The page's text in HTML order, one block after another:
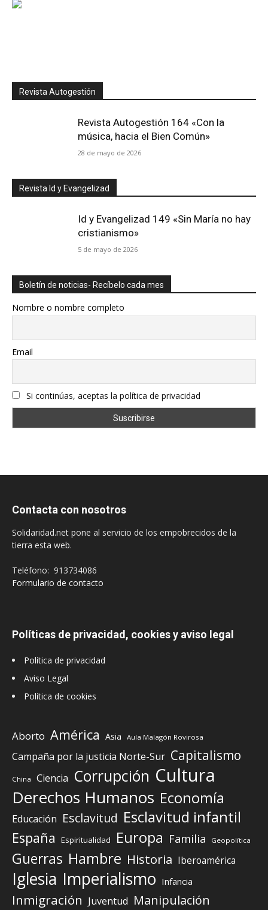
Revista Autogestión
Revista Autogestión 164 «Con la
música, hacia el Bien Común»
28 de mayo de 2026
Revista Id y Evangelizad
Id y Evangelizad 149 «Sin María no hay
cristianismo»
5 de mayo de 2026
Boletín de noticias- Recíbelo cada mes
Nombre o nombre completo
Email
Si continúas, aceptas la política de privacidad
Contacta con nosotros
Solidaridad.net pone al servicio de los empobrecidos de la
tierra esta web.
Teléfono: 913734086
Formulario de contacto
Políticas de privacidad, cookies y aviso legal
Política de privacidad
Aviso Legal
Política de cookies
Aborto América Asia Aula Malagón Rovirosa
Campaña por la justicia Norte-Sur Capitalismo
China Ciencia Corrupción Cultura
Derechos Humanos Economía
Educación Esclavitud Esclavitud infantil
España Espiritualidad Europa Familia Geopolítica
Guerras Hambre Historia Iberoamérica
Iglesia Imperialismo Infancia
Inmigración Juventud Manipulación